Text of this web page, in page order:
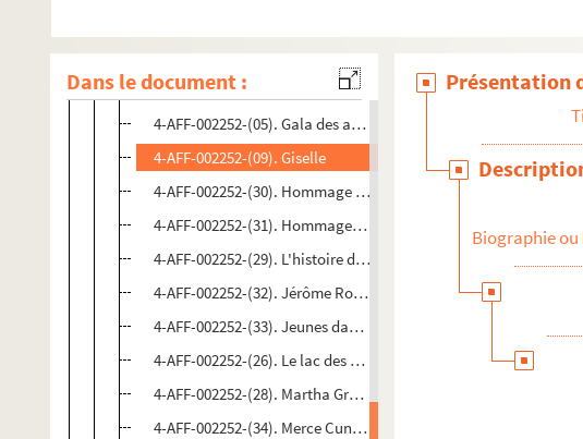
Dans le document :
4-AFF-002252-(04). Faust
4-AFF-002252-(27). Festival Leoš Janáček
4-AFF-002252-(05). Gala des artistes
4-AFF-002252-(09). Giselle
4-AFF-002252-(30). Hommage à George Balanchine. Concerto
4-AFF-002252-(31). Hommageà Nikolaïs par l'Alwin Nikolaïs &
4-AFF-002252-(29). L'histoire de Manon
4-AFF-002252-(32). Jérôme Robbins. En sol, etc.
4-AFF-002252-(33). Jeunes danseurs
4-AFF-002252-(26). Le lac des cygnes
4-AFF-002252-(28). Martha Graham Dance Company
4-AFF-002252-(34). Merce Cunningham Dance Company. Enter,
Présentation
Biographie